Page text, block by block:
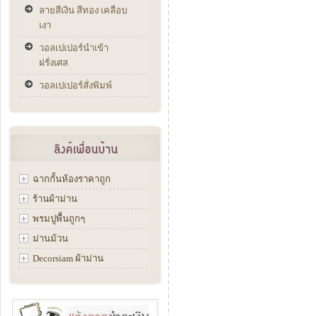
ลายสีเงิน สีทอง เคลือบ
เงา
วอลเปเปอร์นำเข้า
ฝรั่งเศส
วอลเปเปอร์สั่งพิมพ์
ฉากกั้นห้องราคาถูก
ร้านผ้าม่าน
พรมปูพื้นถูกๆ
ม่านม้วน
Decorsiam ผ้าม่าน